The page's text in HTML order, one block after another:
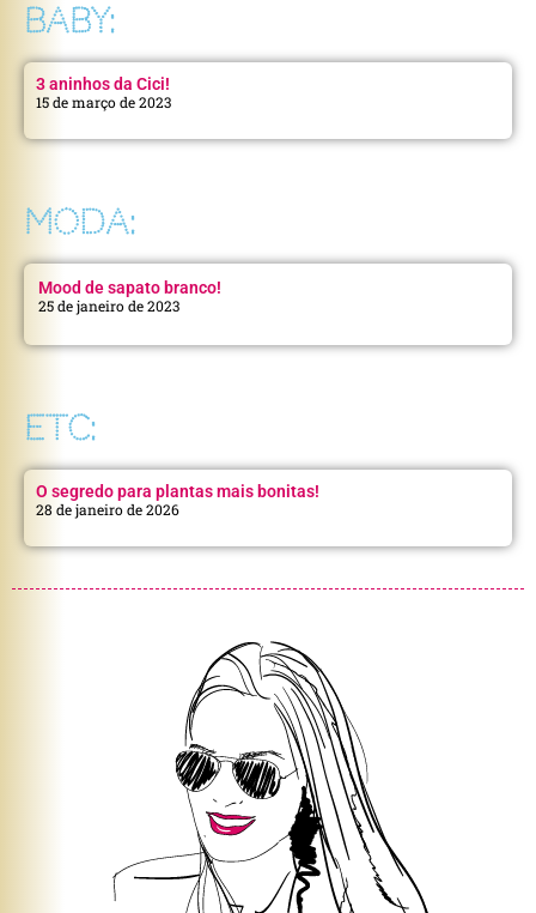
BABY:
3 aninhos da Cici!
15 de março de 2023
MODA:
Mood de sapato branco!
25 de janeiro de 2023
ETC:
O segredo para plantas mais bonitas!
28 de janeiro de 2026